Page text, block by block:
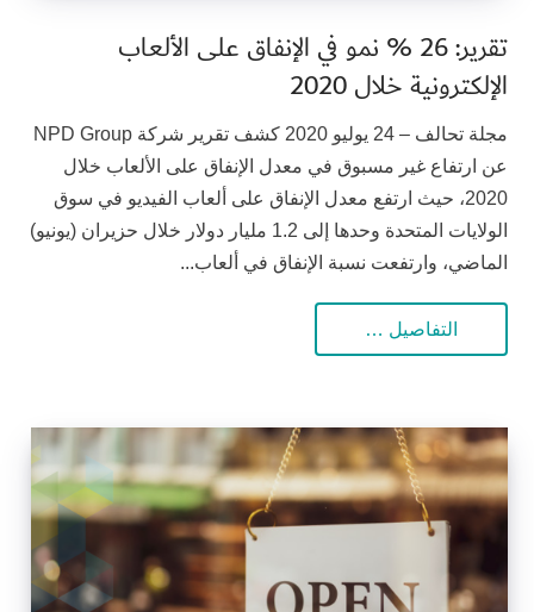
تقرير: 26 % نمو في الإنفاق على الألعاب
الإلكترونية خلال 2020
مجلة تحالف – 24 يوليو 2020 كشف تقرير شركة NPD Group
عن ارتفاع غير مسبوق في معدل الإنفاق على الألعاب خلال
2020، حيث ارتفع معدل الإنفاق على ألعاب الفيديو في سوق
الولايات المتحدة وحدها إلى 1.2 مليار دولار خلال حزيران (يونيو)
الماضي، وارتفعت نسبة الإنفاق في ألعاب...
التفاصيل …